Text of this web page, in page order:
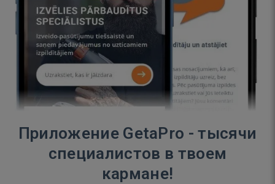
Приложение GetaPro - тысячи
специалистов в твоем
кармане!